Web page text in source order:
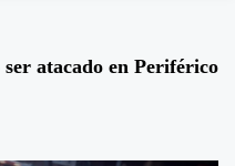
atacado en Periférico